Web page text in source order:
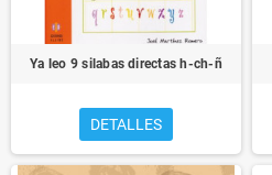
Ya leo 9 silabas directas h-ch-ñ
DETALLES